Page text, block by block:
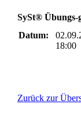
SySt®
Datum:
18:00
Zurück zur